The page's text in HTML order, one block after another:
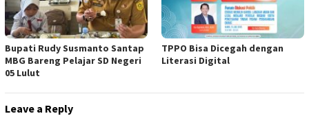
Bupati Rudy Susmanto Santap
MBG Bareng Pelajar SD Negeri
05 Lulut
TPPO Bisa Dicegah dengan
Literasi Digital
Leave a Reply